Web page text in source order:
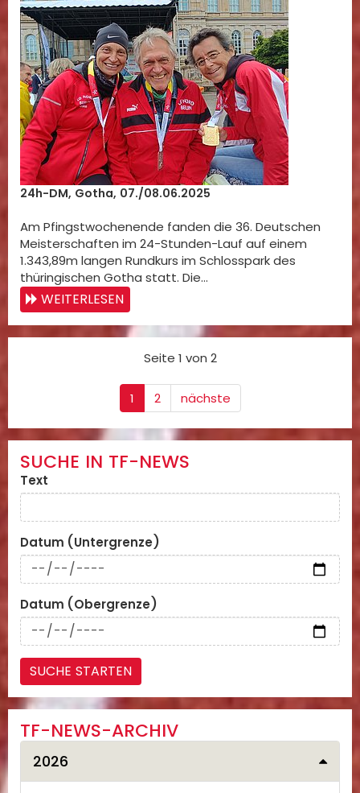
24h-DM, Gotha, 07./08.06.2025
Am Pfingstwochenende fanden die 36. Deutschen
Meisterschaften im 24-Stunden-Lauf auf einem
1.343,89m langen Rundkurs im Schlosspark des
thüringischen Gotha statt. Die…
WEITERLESEN
Seite 1 von 2
1 2 nächste
SUCHE IN TF-NEWS
Text
Datum (Untergrenze)
Datum (Obergrenze)
TF-NEWS-ARCHIV
2026